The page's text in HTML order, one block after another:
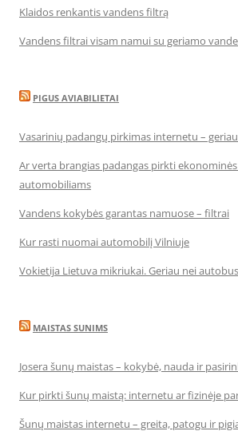
Klaidos renkantis vandens filtrą
Vandens filtrai visam namui su geriamo
PIGUS AVIABILIETAI
Vasarinių padangų pirkimas internetu –
Ar verta brangias padangas pirkti
automobiliams
Vandens kokybės garantas namuose – filtrai
Kur rasti nuomai automobilį Vilniuje
Vokietija Lietuva mikriukai. Geriau nei
MAISTAS SUNIMS
Josera šunų maistas – kokybė, nauda ir
Kur pirkti šunų maistą: internetu ar fizinėje
Šunų maistas internetu – greita, patogu ir